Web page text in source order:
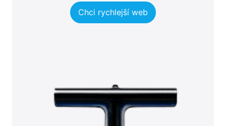
Chci rychlejší web